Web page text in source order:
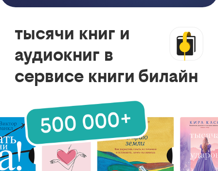
тысячи книг и
аудиокниг в
сервисе книги билайн